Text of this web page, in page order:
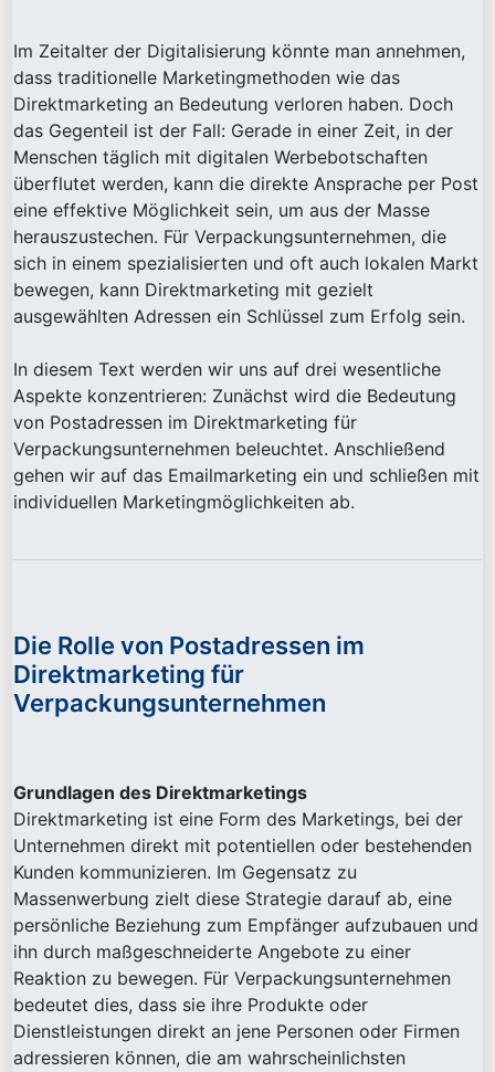
Im Zeitalter der Digitalisierung könnte man annehmen,
dass traditionelle Marketingmethoden wie das
Direktmarketing an Bedeutung verloren haben. Doch
das Gegenteil ist der Fall: Gerade in einer Zeit, in der
Menschen täglich mit digitalen Werbebotschaften
überflutet werden, kann die direkte Ansprache per Post
eine effektive Möglichkeit sein, um aus der Masse
herauszustechen. Für Verpackungsunternehmen, die
sich in einem spezialisierten und oft auch lokalen Markt
bewegen, kann Direktmarketing mit gezielt
ausgewählten Adressen ein Schlüssel zum Erfolg sein.
In diesem Text werden wir uns auf drei wesentliche
Aspekte konzentrieren: Zunächst wird die Bedeutung
von Postadressen im Direktmarketing für
Verpackungsunternehmen beleuchtet. Anschließend
gehen wir auf das Emailmarketing ein und schließen mit
individuellen Marketingmöglichkeiten ab.
Die Rolle von Postadressen im
Direktmarketing für
Verpackungsunternehmen
Grundlagen des Direktmarketings
Direktmarketing ist eine Form des Marketings, bei der
Unternehmen direkt mit potentiellen oder bestehenden
Kunden kommunizieren. Im Gegensatz zu
Massenwerbung zielt diese Strategie darauf ab, eine
persönliche Beziehung zum Empfänger aufzubauen und
ihn durch maßgeschneiderte Angebote zu einer
Reaktion zu bewegen. Für Verpackungsunternehmen
bedeutet dies, dass sie ihre Produkte oder
Dienstleistungen direkt an jene Personen oder Firmen
adressieren können, die am wahrscheinlichsten